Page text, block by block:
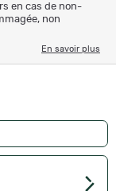
en cas de non-
non
En savoir plus